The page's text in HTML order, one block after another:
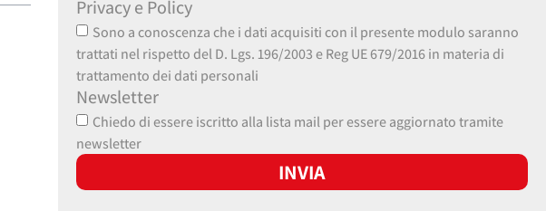
Privacy e Policy
Sono a conoscenza che i dati acquisiti con il presente modulo saranno
trattati nel rispetto del D. Lgs. 196/2003 e Reg UE 679/2016 in materia di
trattamento dei dati personali
Newsletter
Chiedo di essere iscritto alla lista mail per essere aggiornato tramite
newsletter
INVIA